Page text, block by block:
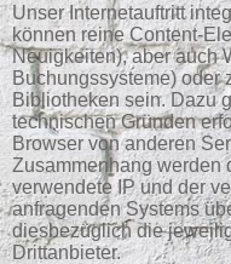
Unser Internetauftritt
können reine Content-
Neuigkeiten), aber auch
Buchungssysteme) oder
Bibliotheken sein. Dazu
technischen Gründen
Browser von anderen
Zusammenhang werden
verwendete IP und der
anfragenden Systems
diesbezüglich die
Drittanbieter.